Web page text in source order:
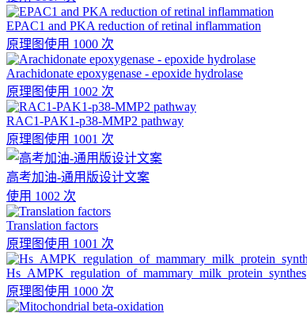
EPAC1 and PKA reduction of retinal inflammation
原理图使用 1000 次
Arachidonate epoxygenase - epoxide hydrolase
原理图使用 1002 次
RAC1-PAK1-p38-MMP2 pathway
原理图使用 1001 次
高考加油-通用版设计文案
使用 1002 次
Translation factors
原理图使用 1001 次
Hs_AMPK_regulation_of_mammary_milk_protein_synthes
原理图使用 1000 次